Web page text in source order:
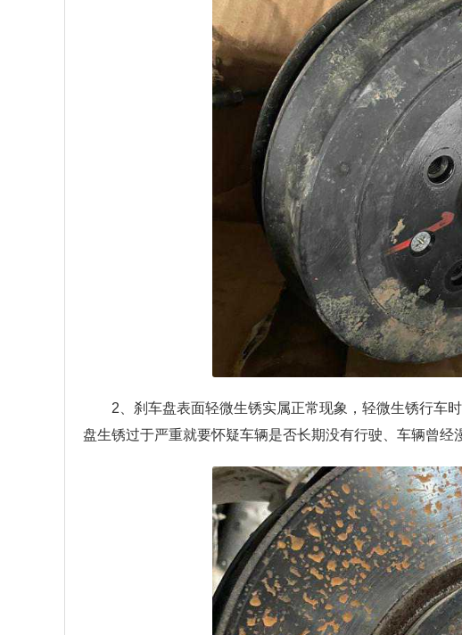
2、刹车盘表面轻微生锈实属正常现象，轻微生锈行车
盘生锈过于严重就要怀疑车辆是否长期没有行驶、车辆曾经